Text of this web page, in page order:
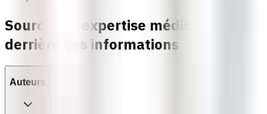
Sources et expertise médicale
derrière ces informations
Auteurs